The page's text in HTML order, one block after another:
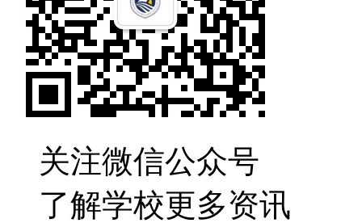
关注微信公众号
了解学校更多资讯